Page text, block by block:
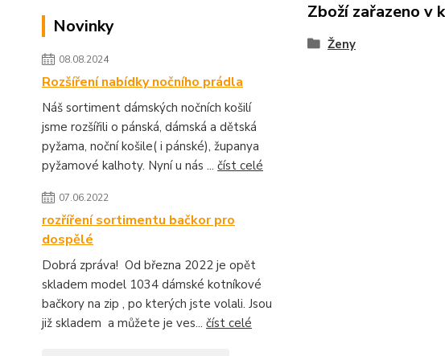
Novinky
08.08.2024
Rozšíření nabídky nočního prádla
Náš sortiment dámských nočních košilí
jsme rozšířili o pánská, dámská a dětská
pyžama, noční košile( i pánské), županya
pyžamové kalhoty. Nyní u nás ... číst celé
07.06.2022
rozříření sortimentu bačkor pro
dospělé
Dobrá zpráva! Od března 2022 je opět
skladem model 1034 dámské kotníkové
bačkory na zip , po kterých jste volali. Jsou
již skladem a můžete je ves... číst celé
Zboží zařazeno v
Ženy